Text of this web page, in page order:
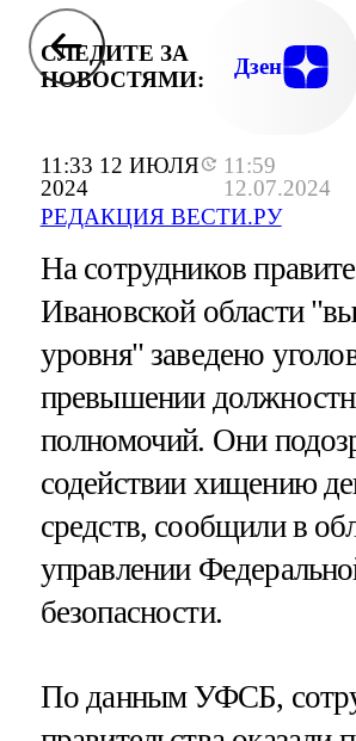
11:33 12 ИЮЛЯ
2024
11:59
12.07.2024
РЕДАКЦИЯ ВЕСТИ.РУ
СЛЕДИТЕ ЗА
НОВОСТЯМИ:
Дзен
На сотрудников
Ивановской области
уровня" заведено
превышении
полномочий. Они
содействии хищению
средств, сообщили в
управлении
безопасности.
По данным УФСБ,